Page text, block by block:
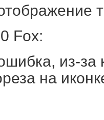
Fox:
из-за
на